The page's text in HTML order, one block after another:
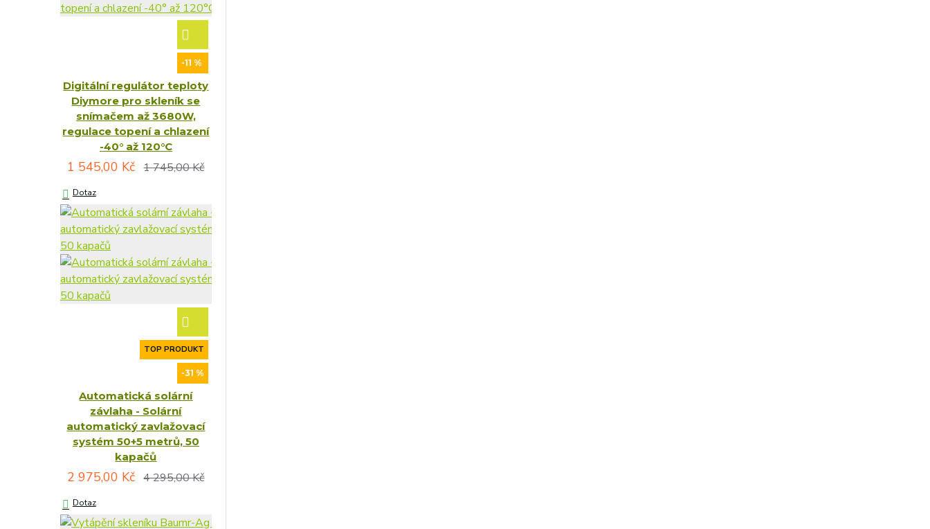
-11 %
Digitální regulátor teploty
Diymore pro skleník se
snímačem až 3680W,
regulace topení a chlazení
-40° až 120°C
1 545,00 Kč 1 745,00 Kč
Dotaz
TOP PRODUKT
-31 %
Automatická solární
závlaha - Solární
automatický zavlažovací
systém 50+5 metrů, 50
kapačů
2 975,00 Kč 4 295,00 Kč
Dotaz